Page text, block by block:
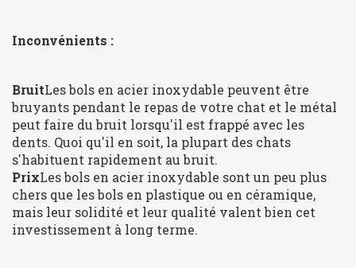
Inconvénients :
BruitLes bols en acier inoxydable peuvent être
bruyants pendant le repas de votre chat et le métal
peut faire du bruit lorsqu'il est frappé avec les
dents. Quoi qu'il en soit, la plupart des chats
s'habituent rapidement au bruit.
PrixLes bols en acier inoxydable sont un peu plus
chers que les bols en plastique ou en céramique,
mais leur solidité et leur qualité valent bien cet
investissement à long terme.